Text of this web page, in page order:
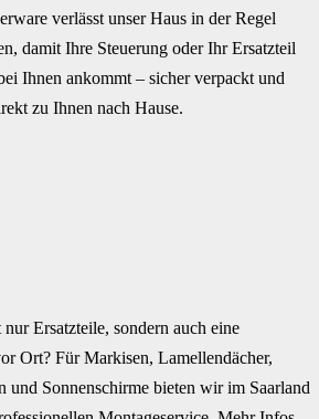
verlässt unser Haus in der Regel
damit Ihre Steuerung oder Ihr Ersatzteil
Ihnen ankommt – sicher verpackt und
zu Ihnen nach Hause.
Ersatzteile, sondern auch eine
Ort? Für Markisen, Lamellendächer,
und Sonnenschirme bieten wir im Saarland